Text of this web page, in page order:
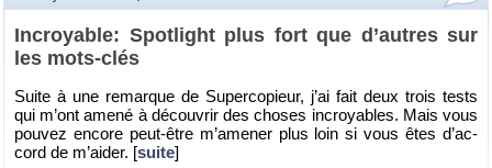
In­croyable: Spot­light plus fort que d’autres sur
les mots-clés
Suite à une re­marque de Su­per­co­pieur, j’ai fait deux trois tests
qui m’ont amené à dé­cou­vrir des choses in­croyables. Mais vous
pou­vez en­core peut-être m’ame­ner plus loin si vous êtes d’ac­
cord de m’ai­der. [suite]